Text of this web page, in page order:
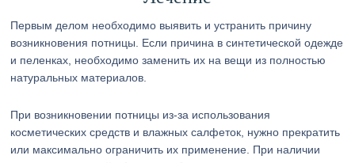
Первым делом необходимо выявить и устранить причину
возникновения потницы. Если причина в синтетической одежде
и пеленках, необходимо заменить их на вещи из полностью
натуральных материалов.
При возникновении потницы из-за использования
косметических средств и влажных салфеток, нужно прекратить
или максимально ограничить их применение. При наличии